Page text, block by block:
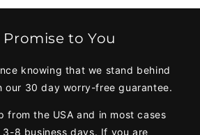
Promise to You
knowing that we stand behind
our 30 day worry-free guarantee.
from the USA and in most cases
8 business days. If you are